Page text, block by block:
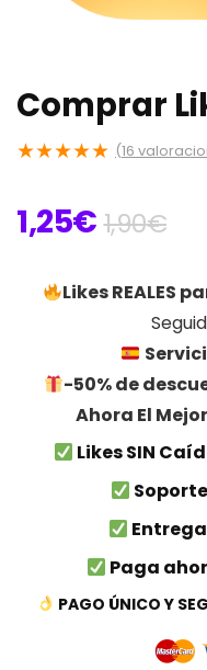
Comprar
★★★★★ (16
1,90€El
1,25€ El
Likes REALES
-50% de
Ahora El
Likes SIN
Entrega
Paga
PAGO ÚNICO Y